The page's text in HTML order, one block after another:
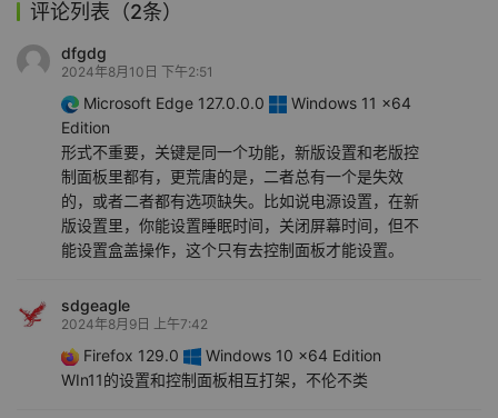
评论列表（2条）
dfgdg
2024年8月10日 下午2:51
Microsoft Edge 127.0.0.0
Windows 11 x64
Edition
形式不重要，关键是同一个功能，新版设置和老版控
制面板里都有，更荒唐的是，二者总有一个是失效
的，或者二者都有选项缺失。比如说电源设置，在新
版设置里，你能设置睡眠时间，关闭屏幕时间，但不
能设置盒盖操作，这个只有去控制面板才能设置。
sdgeagle
2024年8月9日 上午7:42
Firefox 129.0
Windows 10 x64 Edition
WIn11的设置和控制面板相互打架，不伦不类